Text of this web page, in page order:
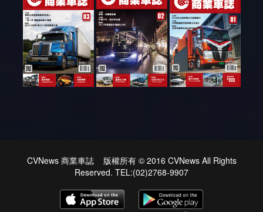
CVNews 商業車誌 版權所有 © 2016 CVNews All Rights
Reserved. TEL:(02)2768-9907